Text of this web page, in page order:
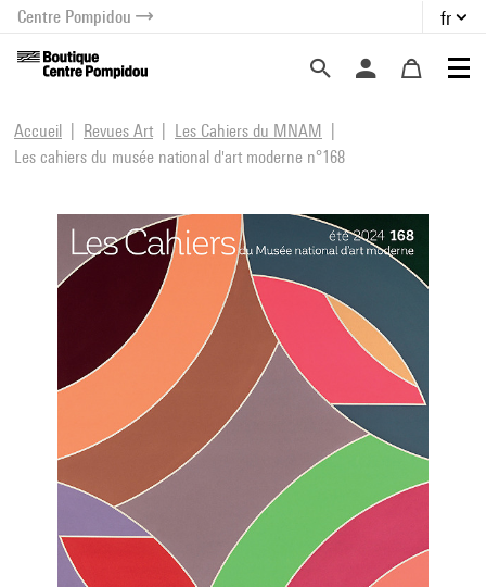
menu
contenu
Centre Pompidou fr
Accueil Revues Art
Les Cahiers du MNAM
Les cahiers du musée national d'art moderne n°168